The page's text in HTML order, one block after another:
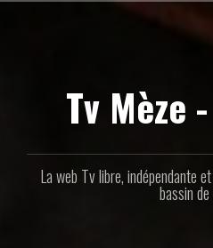
Tv Mèze
La web Tv libre, indépendante
bassin